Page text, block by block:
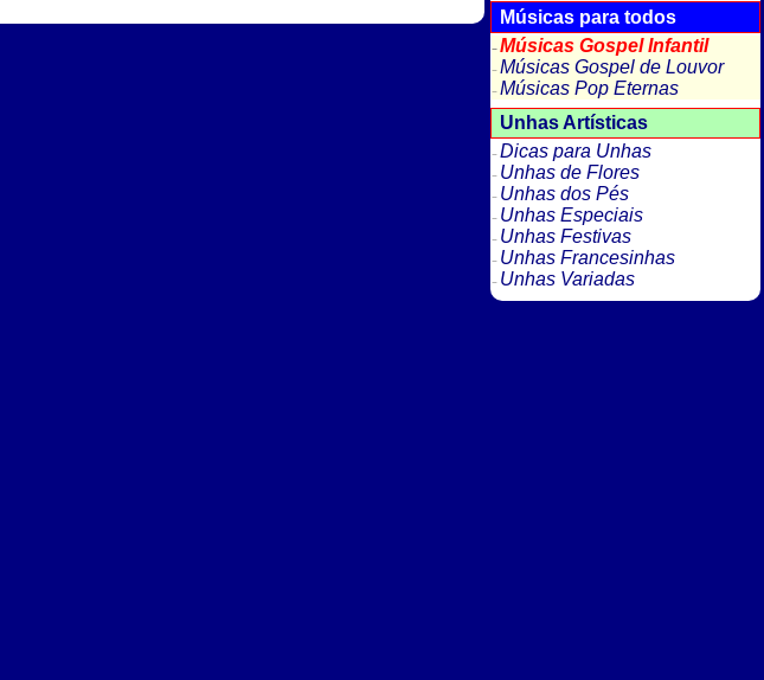
Músicas para todos
Músicas Gospel Infantil
Músicas Gospel de Louvor
Músicas Pop Eternas
Unhas Artísticas
Dicas para Unhas
Unhas de Flores
Unhas dos Pés
Unhas Especiais
Unhas Festivas
Unhas Francesinhas
Unhas Variadas